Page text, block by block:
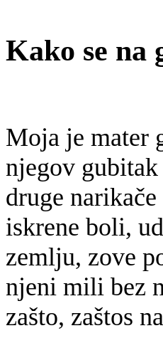
Kako se
Moja je mater
njegov gubitak
druge
iskrene boli,
zemlju, zove
njeni mili bez
zašto, zaštos